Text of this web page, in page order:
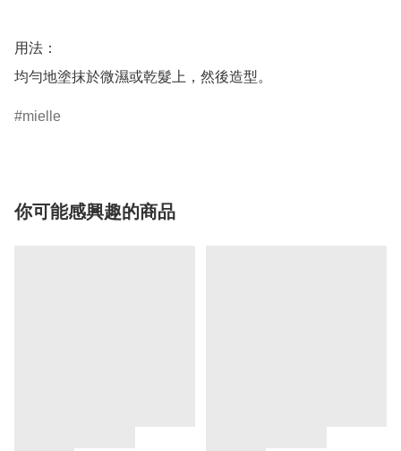
用法：
均勻地塗抹於微濕或乾髮上，然後造型。
mielle
你可能感興趣的商品